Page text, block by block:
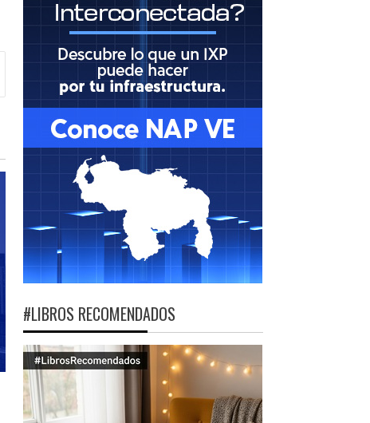
#LIBROS RECOMENDADOS